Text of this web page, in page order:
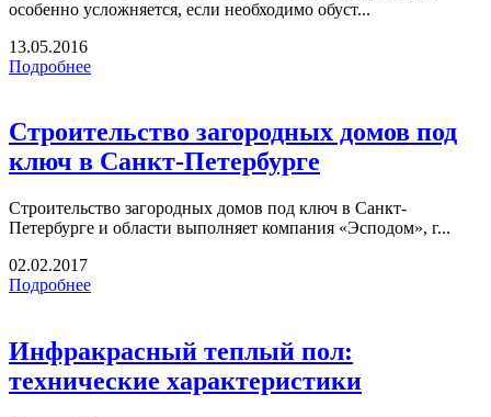
особенно усложняется, если необходимо обуст...
13.05.2016
Подробнее
Строительство загородных домов под
ключ в Санкт-Петербурге
Строительство загородных домов под ключ в Санкт-
Петербурге и области выполняет компания «Эсподом», г...
02.02.2017
Подробнее
Инфракрасный теплый пол:
технические характеристики